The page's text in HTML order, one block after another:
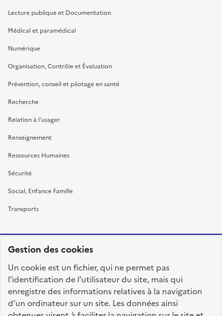
Gestion des cookies
Un cookie est un fichier, qui ne permet pas
l’identification de l’utilisateur du site, mais qui
enregistre des informations relatives à la navigation
d’un ordinateur sur un site. Les données ainsi
Lecture publique et Documentation
Médical et paramédical
Numérique
Organisation, Contrôle et Évaluation
Prévention, conseil et pilotage en santé
Recherche
Relation à l’usager
Renseignement
Ressources Humaines
Sécurité
Social, Enfance Famille
Transports
FRANÇAISE